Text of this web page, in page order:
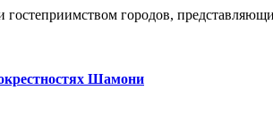
гостеприимством городов,
Шамони